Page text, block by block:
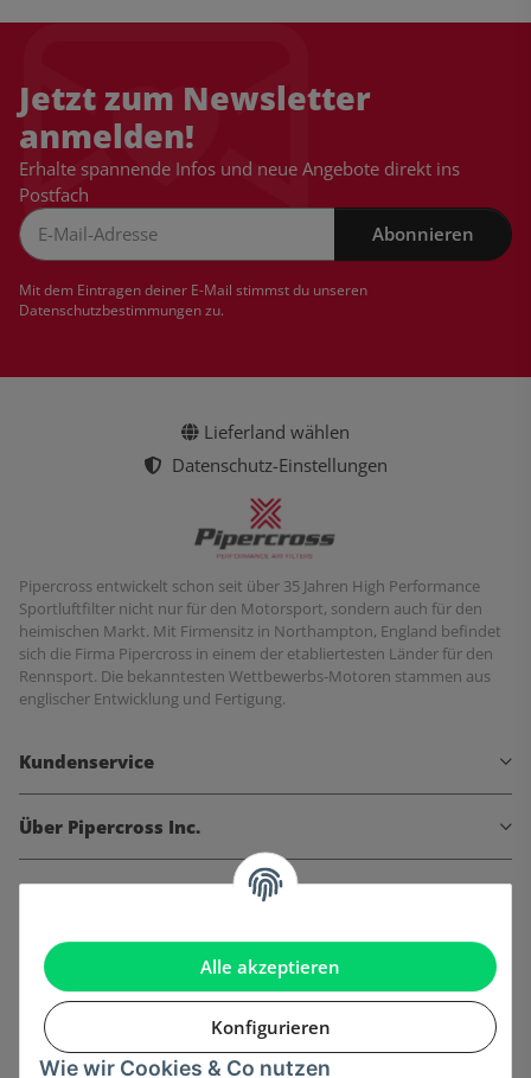
Alle akzeptieren
Konfigurieren
Wie wir Cookies & Co nutzen
Jetzt zum Newsletter
anmelden!
Erhalte spannende Infos und neue Angebote direkt ins
Postfach
Abonnieren
Mit dem Eintragen deiner E-Mail stimmst du unseren
Datenschutzbestimmungenzu.
Lieferland wählen
Datenschutz-Einstellungen
Pipercross entwickelt schon seit über 35 Jahren High Performance
Sportluftfilter nicht nur für den Motorsport, sondern auch für den
heimischen Markt. Mit Firmensitz in Northampton, England befindet
sich die Firma Pipercross in einem der etabliertesten Länder für den
Rennsport. Die bekanntesten Wettbewerbs-Motoren stammen aus
englischer Entwicklung und Fertigung.
Kundenservice
Über Pipercross Inc.
Informationen
Gesetzliche Informationen